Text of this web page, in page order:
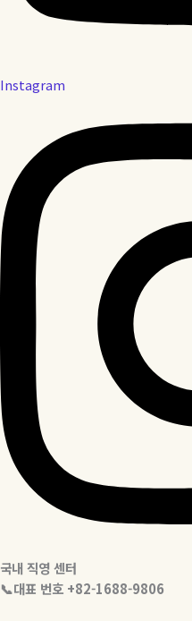
Instagram
국내 직영 센터
📞대표 번호 +82-1688-9806